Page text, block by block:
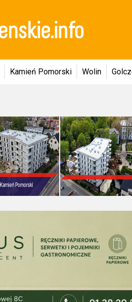
Kamień Pomorski Wolin